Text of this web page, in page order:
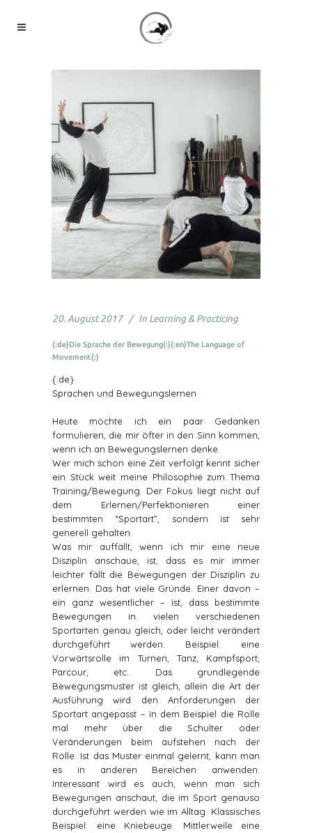
20. August 2017 In Learning & Practicing
{:de}Die Sprache der Bewegung{:}{:en}The Language of
Movement{:}
{:de}
Sprachen und Bewegungslernen
Heute möchte ich ein paar Gedanken
formulieren, die mir öfter in den Sinn kommen,
wenn ich an Bewegungslernen denke.
Wer mich schon eine Zeit verfolgt kennt sicher
ein Stück weit meine Philosophie zum Thema
Training/Bewegung. Der Fokus liegt nicht auf
dem Erlernen/Perfektionieren einer
bestimmten “Sportart”, sondern ist sehr
generell gehalten.
Was mir auffällt, wenn ich mir eine neue
Disziplin anschaue, ist, dass es mir immer
leichter fällt die Bewegungen der Disziplin zu
erlernen. Das hat viele Gründe. Einer davon –
ein ganz wesentlicher – ist, dass bestimmte
Bewegungen in vielen verschiedenen
Sportarten genau gleich, oder leicht verändert
durchgeführt werden. Beispiel: eine
Vorwärtsrolle im Turnen, Tanz, Kampfsport,
Parcour, etc.. Das grundlegende
Bewegungsmuster ist gleich, allein die Art der
Ausführung wird den Anforderungen der
Sportart angepasst – in dem Beispiel die Rolle
mal mehr über die Schulter oder
Veränderungen beim aufstehen nach der
Rolle. Ist das Muster einmal gelernt, kann man
es in anderen Bereichen anwenden.
Interessant wird es auch, wenn man sich
Bewegungen anschaut, die im Sport genauso
durchgeführt werden wie im Alltag. Klassisches
Beispiel: eine Kniebeuge. Mittlerweile eine